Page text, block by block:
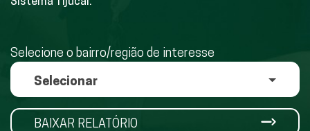
Selecione o bairro/região de interesse
Selecionar
BAIXAR RELATÓRIO